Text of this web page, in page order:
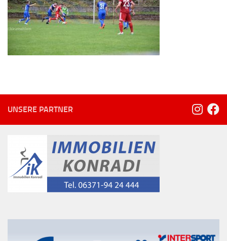
UNSERE PARTNER